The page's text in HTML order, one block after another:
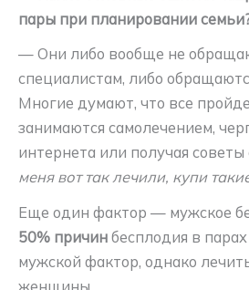
пары при планировании
— Они либо вообще не
специалистам, либо
Многие думают, что все
занимаются самолечением,
интернета или получая советы
меня вот так лечили, купи
Еще один фактор — мужское
50% причин бесплодия в
мужской фактор, однако
женщины.